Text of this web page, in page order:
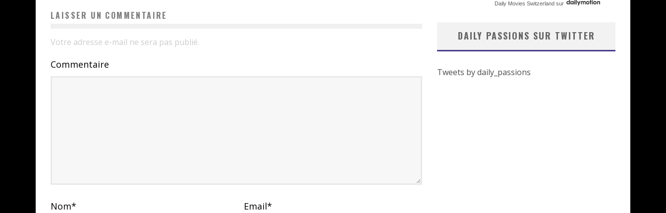
LAISSER UN COMMENTAIRE
Votre adresse e-mail ne sera pas publié.
Commentaire
Nom* Email*
Daily Movies Switzerland sur
DAILY PASSIONS SUR TWITTER
Tweets by daily_passions